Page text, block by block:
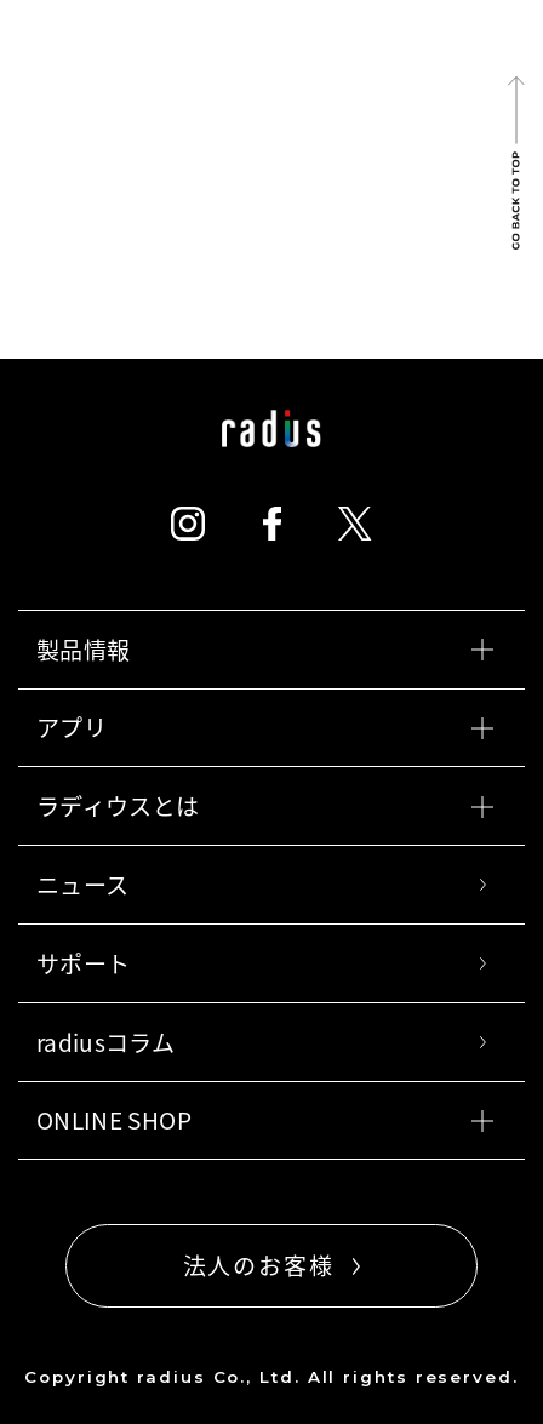
製品情報
アプリ
ラディウスとは
ニュース
サポート
radiusコラム
ONLINE SHOP
法人のお客様
Copyright radius Co., Ltd. All rights reserved.